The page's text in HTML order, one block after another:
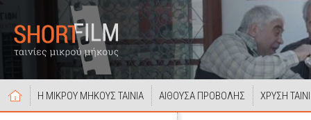
Η ΜΙΚΡΟΥ ΜΗΚΟΥΣ ΤΑΙΝΙΑ ΑΙΘΟΥΣΑ ΠΡΟΒΟΛΗΣ ΧΡΥΣΗ